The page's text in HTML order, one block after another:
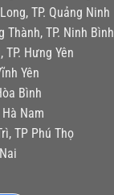
TP. Quảng Ninh
Thành, TP. Ninh Bình
Hưng Yên
Yên
Bình
Nam
TP Phú Thọ